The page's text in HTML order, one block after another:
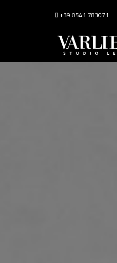
+39 0541 783071